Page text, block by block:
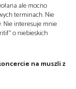
ale mocno
terminach. Nie
Nie interesuje mnie
o niebieskich
na muszli z